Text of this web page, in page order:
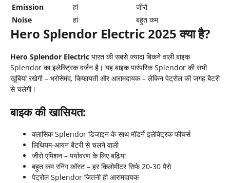
Emission
हां
जीरो
Noise
हां बहुत कम
Hero Splendor Electric 2025 क्या है?
Hero Splendor Electric भारत की सबसे ज्यादा बिकने वाली बाइक
Splendor का इलेक्ट्रिक वर्जन है। यह बाइक पारंपरिक Splendor की सभी
खूबियां रखेगी – भरोसेमंद, किफायती और आरामदायक – लेकिन पेट्रोल की जगह बैटरी
से चलेगी।
बाइक की खासियत:
क्लासिक Splendor डिजाइन के साथ मॉडर्न इलेक्ट्रिक फीचर्स
लिथियम-आयन बैटरी से चलने वाली
जीरो एमिशन – पर्यावरण के लिए बढ़िया
बहुत कम रनिंग कॉस्ट – हर किलोमीटर सिर्फ 20-30 पैसे
पेट्रोल Splendor जितनी ही आरामदायक